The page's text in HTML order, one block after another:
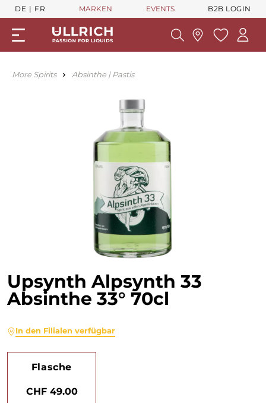
DE FR MARKEN EVENTS B2B LOGIN
More Spirits Absinthe | Pastis
Upsynth Alpsynth 33
Absinthe 33° 70cl
In den Filialen verfügbar
Flasche
CHF 49.00